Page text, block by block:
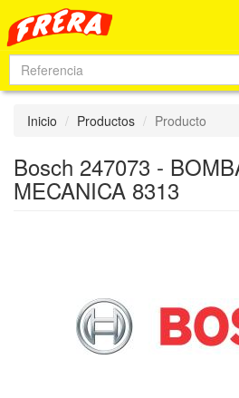
Inicio Productos Producto
Bosch 247073 -
MECANICA 8313